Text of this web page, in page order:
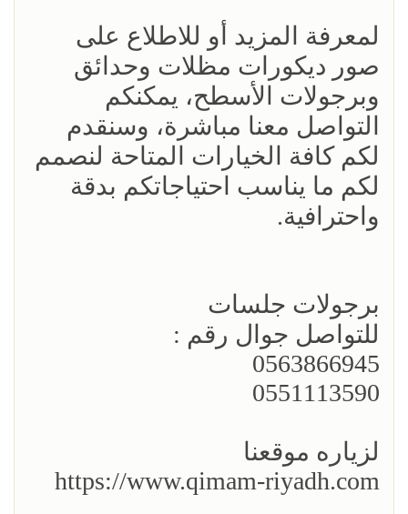
لمعرفة المزيد أو للاطلاع على
صور ديكورات مظلات وحدائق
وبرجولات الأسطح، يمكنكم
التواصل معنا مباشرة، وسنقدم
لكم كافة الخيارات المتاحة لنصمم
لكم ما يناسب احتياجاتكم بدقة
واحترافية.
برجولات جلسات
للتواصل جوال رقم :
0563866945
0551113590
لزياره موقعنا
https://www.qimam-riyadh.com